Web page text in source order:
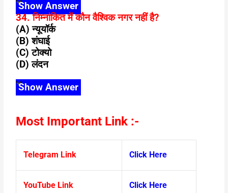
Show Answer
34. निम्नांकित में कौन वैश्विक नगर नहीं है?
(A) न्यूयॉर्क
(B) शंघाई
(C) टोक्यो
(D) लंदन
Show Answer
Most Important Link :-
Telegram Link Click Here
YouTube Link Click Here